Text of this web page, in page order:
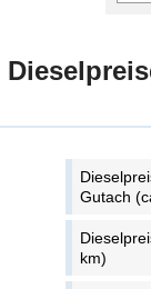
Gutach
km)